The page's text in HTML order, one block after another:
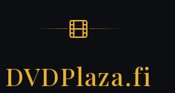
DVDPlaza.fi